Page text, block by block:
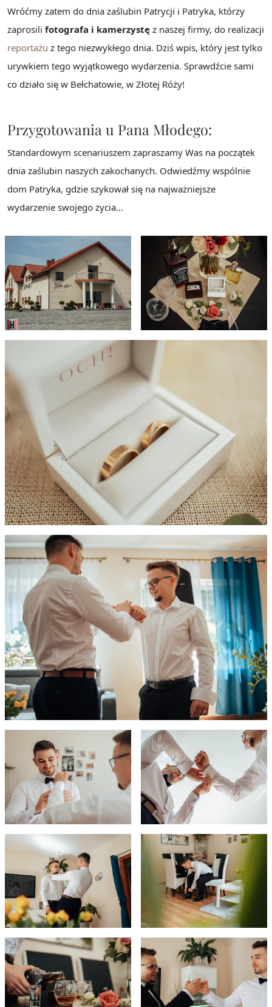
Wróćmy zatem do dnia zaślubin Patrycji i Patryka, którzy
zaprosili fotografa i kamerzystę z naszej firmy, do realizacji
reportażu z tego niezwykłego dnia. Dziś wpis, który jest tylko
urywkiem tego wyjątkowego wydarzenia. Sprawdźcie sami
co działo się w Bełchatowie, w Złotej Róży!
Przygotowania u Pana Młodego:
Standardowym scenariuszem zapraszamy Was na początek
dnia zaślubin naszych zakochanych. Odwiedźmy wspólnie
dom Patryka, gdzie szykował się na najważniejsze
wydarzenie swojego życia...